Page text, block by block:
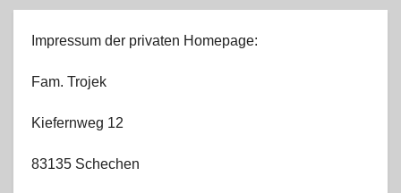
Impressum der privaten Homepage:
Fam. Trojek
Kiefernweg 12
83135 Schechen